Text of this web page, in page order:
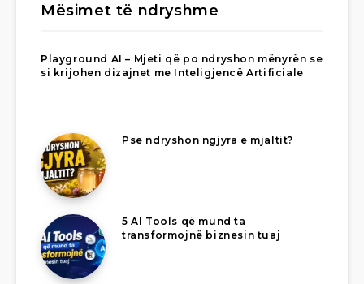
Mësimet të ndryshme
Playground AI – Mjeti që po ndryshon mënyrën se
si krijohen dizajnet me Inteligjencë Artificiale
Pse ndryshon ngjyra e mjaltit?
5 AI Tools që mund ta
transformojnë biznesin tuaj